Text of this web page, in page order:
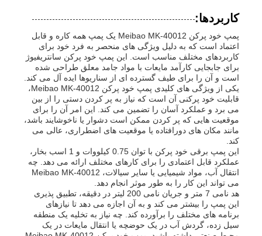
پمپ اندازه‌گیری دوزینگ
پمپ فاضلاب شناور
دمنده گریز از مرکز صنعتی
کاربردها:
پمپ خود پرکن Meibao MK-40012 یک پمپ همه کاره و قابل
اعتماد است که به دلیل ویژگی های منحصر به فرد خود برای
کاربردهای مختلف مناسب است. این پمپ خود پرکن سانتریفیوژ
برای جابجایی کارآمد مایعات با مواد جامد معلق طراحی شده
است و آن را برای طیف گسترده ای از سناریوها ایده آل می کند.
یکی از ویژگی های کلیدی پمپ خود پرکن Meibao MK-40012،
قابلیت خود پرکنی آن است که نیاز به پر کردن دستی را از بین
می برد و عملکرد آسان را تضمین می کند. این امر آن را برای
موقعیت هایی که پر کردن ممکن است دشوار یا ناخوشایند باشد،
مانند مکان های دورافتاده یا موقعیت های اضطراری، عالی می
کند.
این پمپ برقی خود پرکن با توان 0.75 کیلووات و 1 اسب بخار،
عملکرد قابل اعتمادی را برای کارهای مختلف ارائه می دهد. چه
انتقال آب، مواد شیمیایی یا سایر سیالات، Meibao MK-40012
می تواند این کار را به طور موثر انجام دهد.
هد نامی 7 متر و جریان نامی 200 لیتر در دقیقه، تطبیق پذیری
این پمپ را بیشتر می کند و به آن اجازه می دهد تا نیازهای
برنامه های مختلف را برآورده کند. چه نیاز به تخلیه یک منطقه
سیل زده، گردش آب در یک حوضچه یا انتقال مایعات در یک